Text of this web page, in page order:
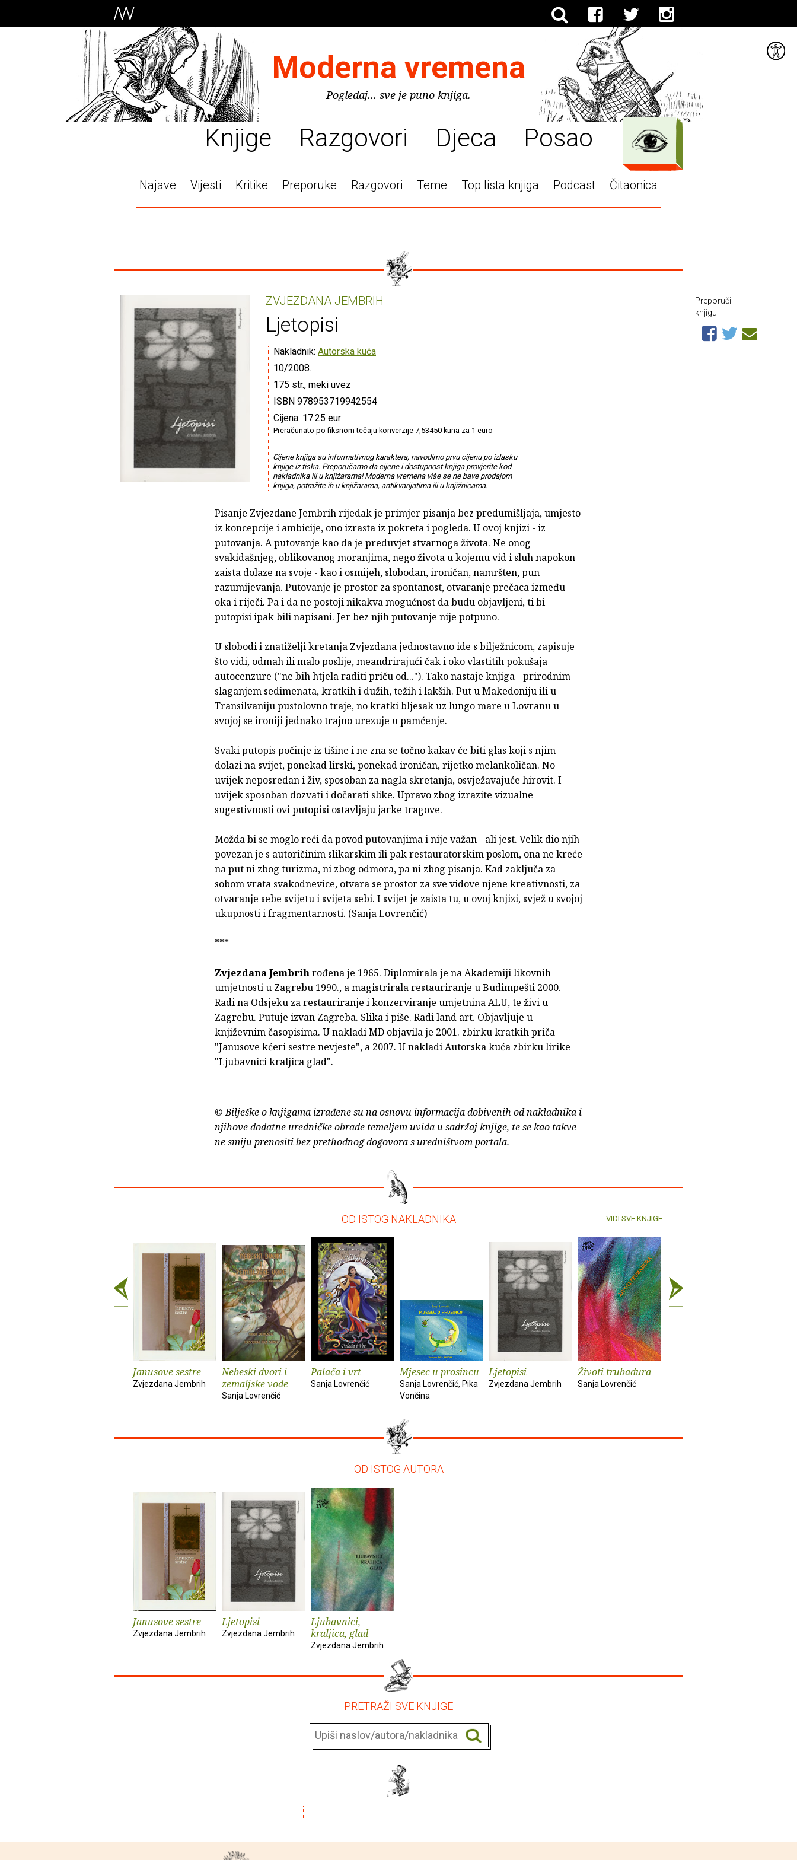
Moderna vremena
Pogledaj... sve je puno knjiga.
Knjige Razgovori Djeca Posao
Najave Vijesti Kritike Preporuke Razgovori Teme Top lista knjiga Podcast Čitaonica
ZVJEZDANA JEMBRIH
Ljetopisi
Nakladnik: Autorska kuća
10/2008.
175 str., meki uvez
ISBN 978953719942554
Cijena: 17.25 eur
Preračunato po fiksnom tečaju konverzije 7,53450 kuna za 1 euro
Cijene knjiga su informativnog karaktera, navodimo prvu cijenu po izlasku
knjige iz tiska. Preporučamo da cijene i dostupnost knjiga provjerite kod
nakladnika ili u knjižarama! Moderna vremena više se ne bave prodajom
knjiga, potražite ih u knjižarama, antikvarijatima ili u knjižnicama.
Pisanje Zvjezdane Jembrih rijedak je primjer pisanja bez predumišljaja, umjesto
iz koncepcije i ambicije, ono izrasta iz pokreta i pogleda. U ovoj knjizi - iz
putovanja. A putovanje kao da je preduvjet stvarnoga života. Ne onog
svakidašnjeg, oblikovanog moranjima, nego života u kojemu vid i sluh napokon
zaista dolaze na svoje - kao i osmijeh, slobodan, ironičan, namršten, pun
razumijevanja. Putovanje je prostor za spontanost, otvaranje prečaca između
oka i riječi. Pa i da ne postoji nikakva mogućnost da budu objavljeni, ti bi
putopisi ipak bili napisani. Jer bez njih putovanje nije potpuno.
U slobodi i znatiželji kretanja Zvjezdana jednostavno ide s bilježnicom, zapisuje
što vidi, odmah ili malo poslije, meandrirajući čak i oko vlastitih pokušaja
autocenzure ("ne bih htjela raditi priču od..."). Tako nastaje knjiga - prirodnim
slaganjem sedimenata, kratkih i dužih, težih i lakših. Put u Makedoniju ili u
Transilvaniju pustolovno traje, no kratki bljesak uz lungo mare u Lovranu u
svojoj se ironiji jednako trajno urezuje u pamćenje.
Svaki putopis počinje iz tišine i ne zna se točno kakav će biti glas koji s njim
dolazi na svijet, ponekad lirski, ponekad ironičan, rijetko melankoličan. No
uvijek neposredan i živ, sposoban za nagla skretanja, osvježavajuće hirovit. I
uvijek sposoban dozvati i dočarati slike. Upravo zbog izrazite vizualne
sugestivnosti ovi putopisi ostavljaju jarke tragove.
Možda bi se moglo reći da povod putovanjima i nije važan - ali jest. Velik dio njih
povezan je s autoričinim slikarskim ili pak restauratorskim poslom, ona ne kreće
na put ni zbog turizma, ni zbog odmora, pa ni zbog pisanja. Kad zaključa za
sobom vrata svakodnevice, otvara se prostor za sve vidove njene kreativnosti, za
otvaranje sebe svijetu i svijeta sebi. I svijet je zaista tu, u ovoj knjizi, svjež u svojoj
ukupnosti i fragmentarnosti. (Sanja Lovrenčić)
***
Zvjezdana Jembrihrođena je 1965. Diplomirala je na Akademiji likovnih
umjetnosti u Zagrebu 1990., a magistrirala restauriranje u Budimpešti 2000.
Radi na Odsjeku za restauriranje i konzerviranje umjetnina ALU, te živi u
Zagrebu. Putuje izvan Zagreba. Slika i piše. Radi land art. Objavljuje u
književnim časopisima. U nakladi MD objavila je 2001. zbirku kratkih priča
"Janusove kćeri sestre nevjeste", a 2007. U nakladi Autorska kuća zbirku lirike
"Ljubavnici kraljica glad".
© Bilješke o knjigama izrađene su na osnovu informacija dobivenih od nakladnika i
njihove dodatne uredničke obrade temeljem uvida u sadržaj knjige, te se kao takve
ne smiju prenositi bez prethodnog dogovora s uredništvom portala.
Preporuči
knjigu
– OD ISTOG NAKLADNIKA –
Janusove sestre
Zvjezdana Jembrih
Nebeski dvori i
zemaljske vode
Sanja Lovrenčić
Palača i vrt
Sanja Lovrenčić
Mjesec u prosincu
Sanja Lovrenčić, Pika
Vončina
Ljetopisi
Zvjezdana Jembrih
Životi trubadura
Sanja Lovrenčić
VIDI SVE KNJIGE
– OD ISTOG AUTORA –
Janusove sestre
Zvjezdana Jembrih
Ljetopisi
Zvjezdana Jembrih
Ljubavnici,
kraljica, glad
Zvjezdana Jembrih
– PRETRAŽI SVE KNJIGE –